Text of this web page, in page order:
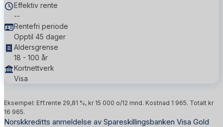
Effektiv rente
--
Rentefri periode
Opptil 45 dager
Aldersgrense
18 - 100 år
Kortnettverk
Visa
Eksempel: Eff.rente 29,81 %, kr 15 000 o/12 mnd. Kostnad 1 965. Totalt kr
16 965.
Norskkreditts anmeldelse av Spareskillingsbanken Visa Gold